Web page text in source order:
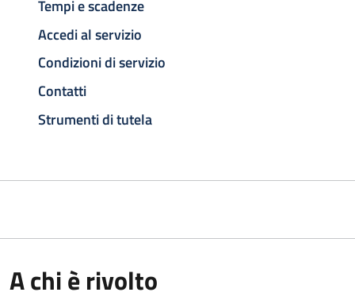
Tempi e scadenze
Accedi al servizio
Condizioni di servizio
Contatti
Strumenti di tutela
A chi è rivolto